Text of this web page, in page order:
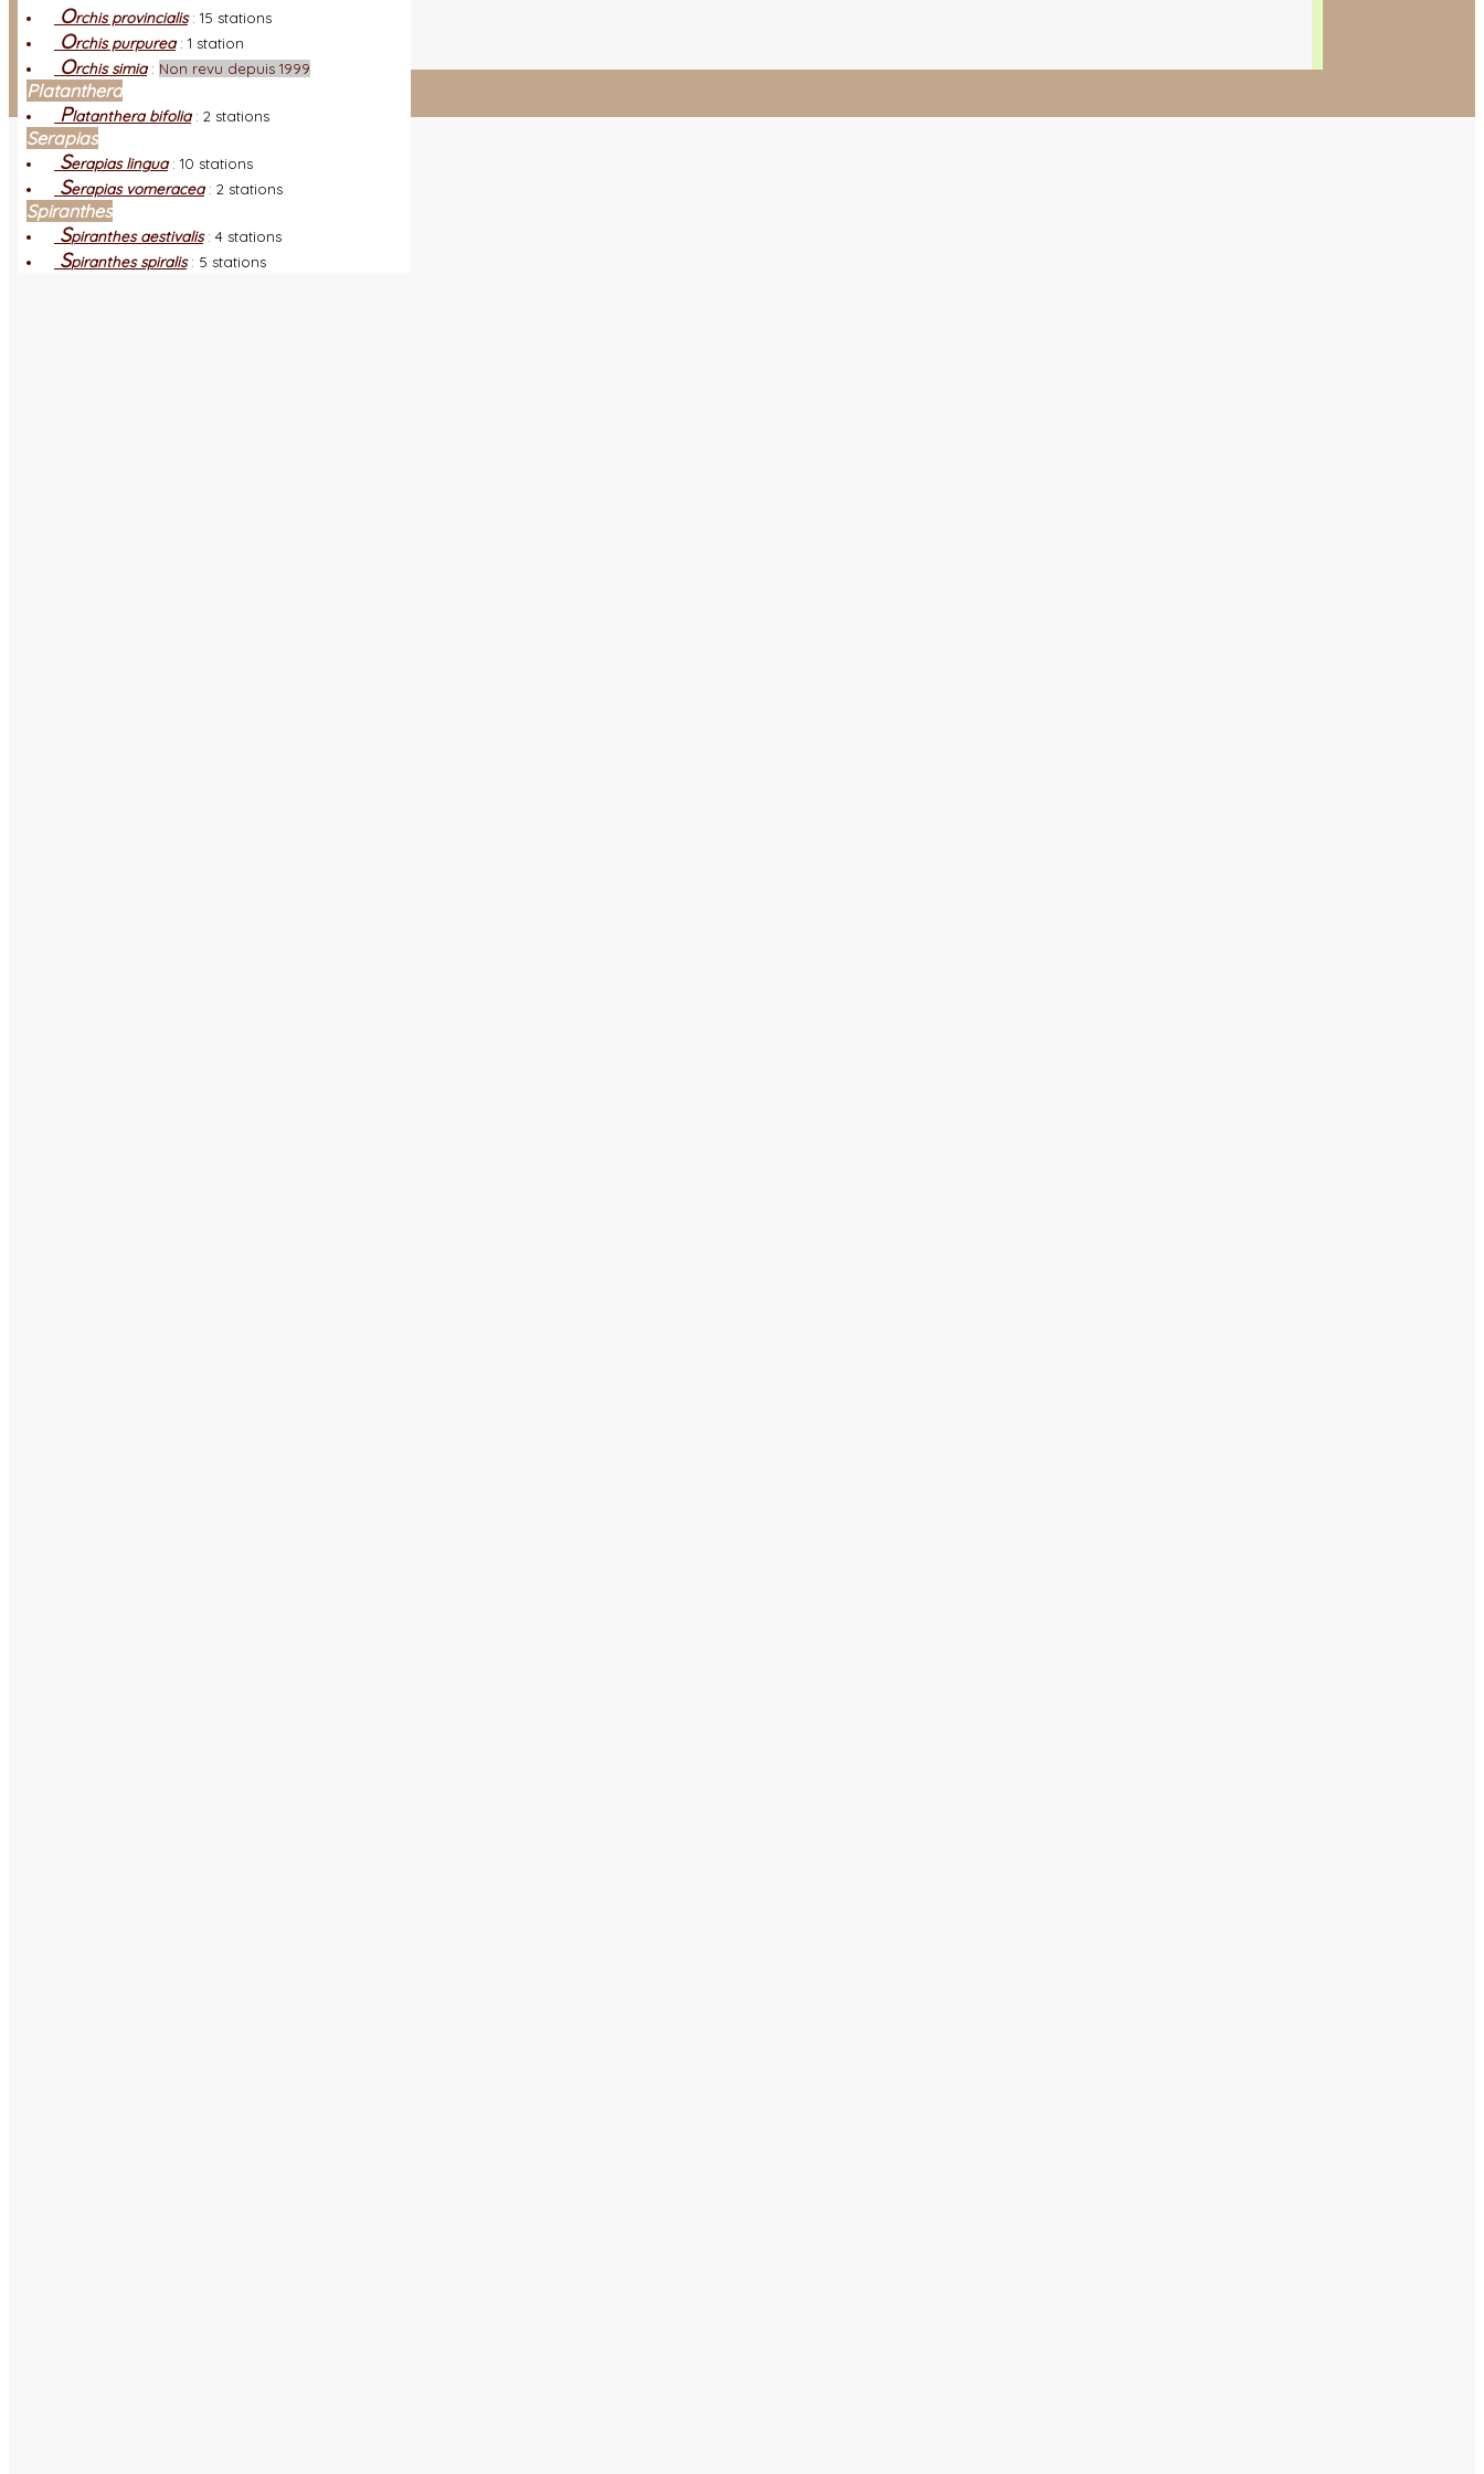
Les nouveautésQuoi de neuf ?
Autres sitesLiens orchidophiles
R éalisation du site(Auteurs et photos)
Connexion adhérent
Orchis provincialis: 15 stations
Orchis purpurea: 1 station
Orchis simia: Non revu depuis 1999
Platanthera
Platanthera bifolia: 2 stations
Serapias
Serapias lingua: 10 stations
Serapias vomeracea: 2 stations
Spiranthes
Spiranthes aestivalis: 4 stations
Spiranthes spiralis: 5 stations